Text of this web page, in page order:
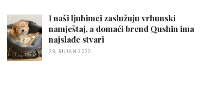
I naši ljubimci zaslužuju vrhunski
namještaj, a domaći brend Qushin ima
najslađe stvari
29. RUJAN 2022.